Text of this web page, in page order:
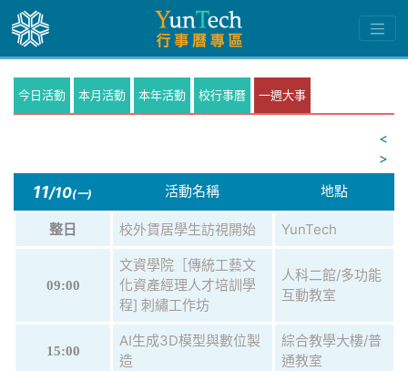
今日活動 本月活動 本年活動 校行事曆 一週大事
<
>
11/10(一) 活動名稱 地點
整日 校外賃居學生訪視開始 YunTech
09:00
文資學院［傳統工藝文
化資產經理人才培訓學
程] 刺繡工作坊
人科二館/多功能
互動教室
15:00
AI生成3D模型與數位製
造
綜合教學大樓/普
通教室